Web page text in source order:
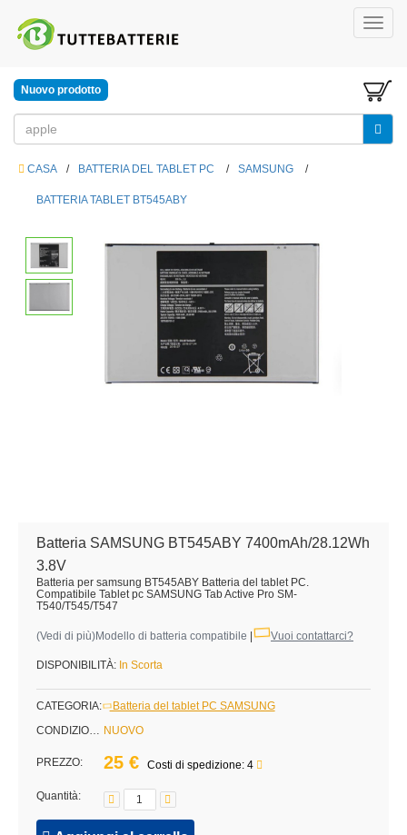
Nuovo prodotto
CASA / BATTERIA DEL TABLET PC / SAMSUNG /
BATTERIA TABLET BT545ABY
Batteria SAMSUNG BT545ABY 7400mAh/28.12Wh
3.8V
Batteria per samsung BT545ABY Batteria del tablet PC.
Compatibile Tablet pc SAMSUNG Tab Active Pro SM-
T540/T545/T547
(Vedi di più)Modello di batteria compatibile Vuoi contattarci?
DISPONIBILITÀ: In Scorta
CATEGORIA:
Batteria del tablet PC SAMSUNG
CONDIZIONE: NUOVO
PREZZO: 25 € Costi di spedizione: 4
Quantità: